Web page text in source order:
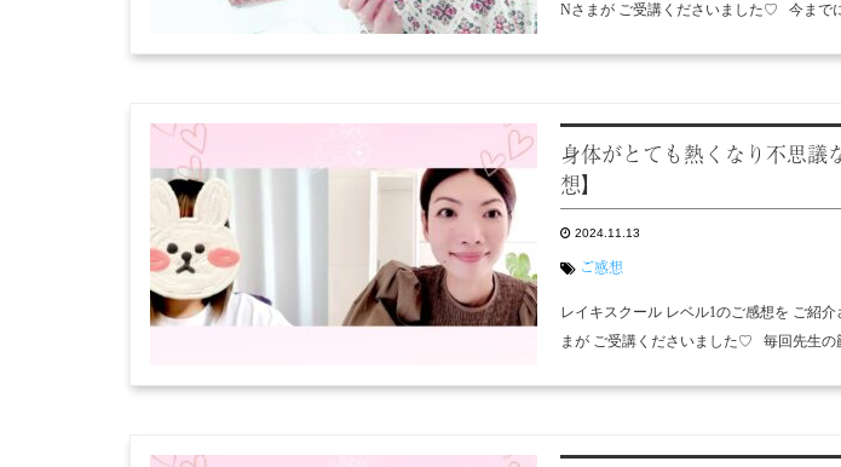
Nさまが ご受講くださいました♡ 今まで
身体がとても熱くなり不思
想】
2024.11.13
ご感想
レイキスクール レベル1のご感想を ご紹
まが ご受講くださいました♡ 毎回先生